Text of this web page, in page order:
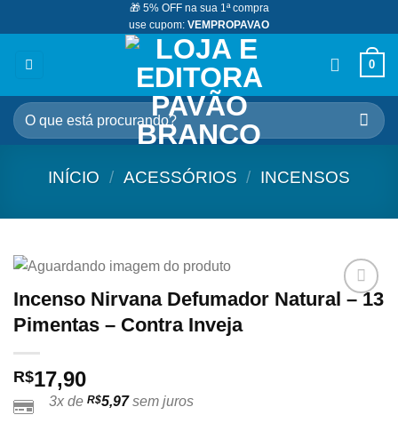
to
🎁 5% OFF na sua 1ª compra
use cupom: VEMPROPAVAO
0
Pesquisar
por:
INÍCIO / ACESSÓRIOS / INCENSOS
Adicionar
Incenso Nirvana Defumador Natural – 13
Pimentas – Contra Inveja
R$17,90
3x de R$5,97sem juros